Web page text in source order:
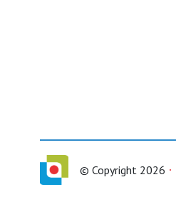
© Copyright 2026